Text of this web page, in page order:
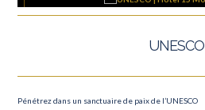
UNESCO
Pénétrez dans un sanctuaire de paix de l’UNESCO